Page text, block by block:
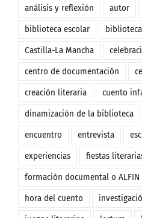
análisis y reflexión autor
biblioteca escolar
Castilla-La Mancha
centro de documentación
creación literaria cuento
dinamización de la biblioteca
encuentro entrevista
experiencias fiestas
formación documental o ALFIN
hora del cuento